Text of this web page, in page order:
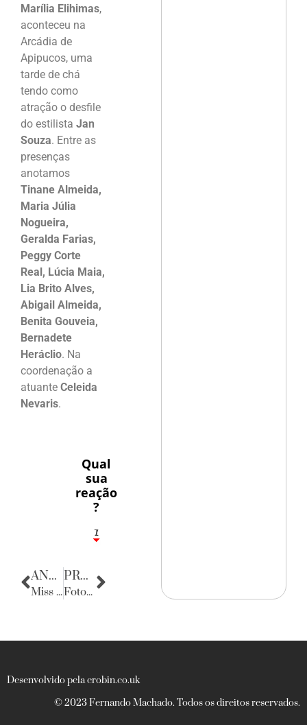
Marília Elihimas,
aconteceu na
Arcádia de
Apipucos, uma
tarde de chá
tendo como
atração o desfile
do estilista Jan
Souza. Entre as
presenças
anotamos
Tinane Almeida,
Maria Júlia
Nogueira,
Geralda Farias,
Peggy Corte
Real, Lúcia Maia,
Lia Brito Alves,
Abigail Almeida,
Benita Gouveia,
Bernadete
Heráclio. Na
coordenação a
atuante Celeida
Nevaris.
Qual
sua
reação
?
1
7
ANTERIOR
Miss Brasil Latina
PRÓXIMA
Fotos de moda
Desenvolvido pela crobin.co.uk
© 2023 Fernando Machado. Todos os direitos reservados.